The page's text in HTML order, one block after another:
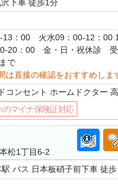
下車 徒歩1分
13：00 火水09：00-12：00
20：00 金・日・祝休診
で
は直接の確認をおすすめしま
コンセント ホームドクター
のマイナ保険証対応
松1丁目6-2
バス 日本板硝子前下車 徒